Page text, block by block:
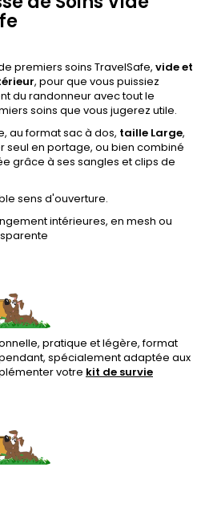
premiers soins TravelSafe, vide et
, pour que vous puissiez
du randonneur avec tout le
soins que vous jugerez utile.
au format sac à dos, taille Large,
seul en portage, ou bien combiné
grâce à ses sangles et clips de
sens d'ouverture.
intérieures, en mesh ou
pratique et légère, format
spécialement adaptée aux
votre kit de survie